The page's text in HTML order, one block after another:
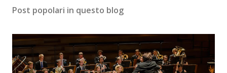
Post popolari in questo blog